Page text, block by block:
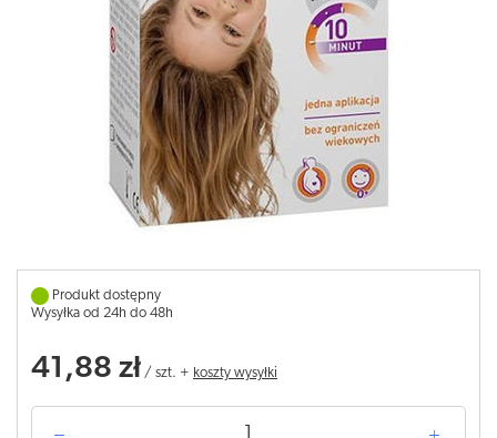
Produkt dostępny
Wysyłka od 24h do 48h
41,88 zł / szt. + koszty wysyłki